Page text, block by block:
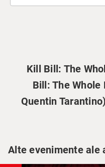
Kill Bill: The
Bill: The
Quentin
Alte evenimente ale